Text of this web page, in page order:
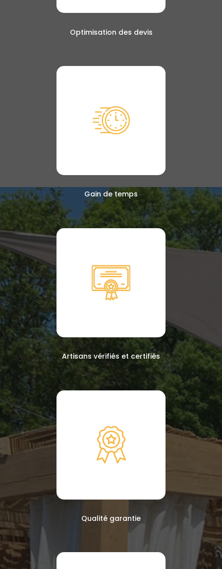
Optimisation des devis
Gain de temps
Artisans vérifiés et certifiés
Qualité garantie